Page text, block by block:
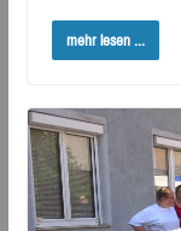
mehr lesen ...